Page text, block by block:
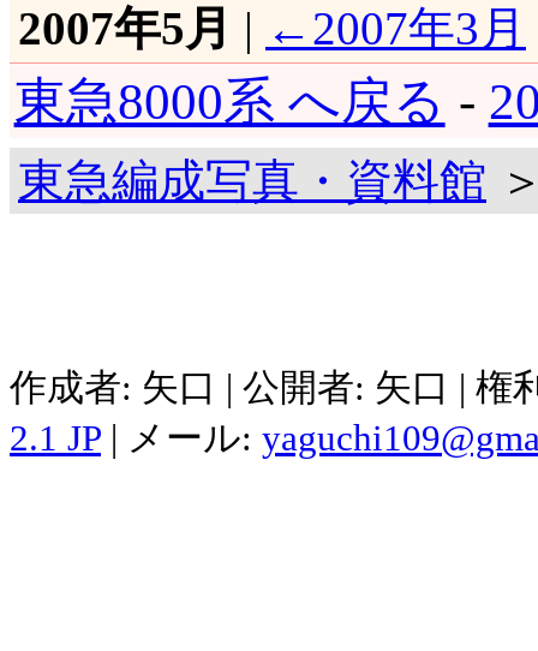
2007年5月 | ←2007年3月
東急8000系 へ戻る -
東急編成写真・資料館
作成者: 矢口 | 公開者: 矢口 |
2.1 JP | メール: